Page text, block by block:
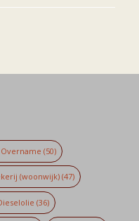
(50)
(woonwijk) (47)
(36)